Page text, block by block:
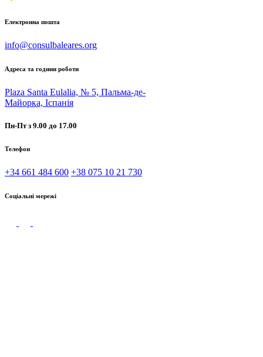
Електронна пошта
info@consulbaleares.org
Адреса та години роботи
Plaza Santa Eulalia, № 5, Пальма-де-
Майорка, Іспанія
Пн-Пт з 9.00 до 17.00
Телефон
+34 661 484 600 +38 075 10 21 730
Соціальні мережі